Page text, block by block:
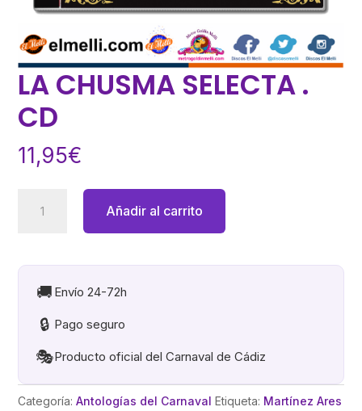
LA CHUSMA SELECTA .
CD
11,95€
CHUSMA
.
Añadir al carrito
🚚 Envío 24-72h
🔒 Pago seguro
🎭Producto oficial del Carnaval de Cádiz
Categoría:Antologías del Carnaval Etiqueta: Martínez Ares